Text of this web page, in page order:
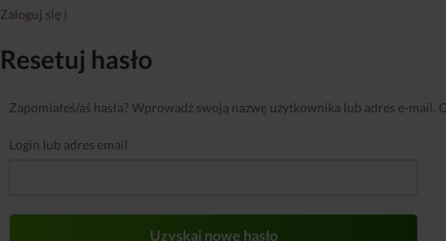
Zaloguj się
Resetuj hasło
Zapomiałeś/aś hasła? Wprowadź swoją nazwę użytkownika lub adres e-mail.
Login lub adres email